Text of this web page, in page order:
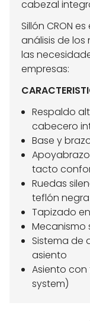
cabezal
Sillón CRON
análisis de
las
empresas:
Respaldo
cabecero
Base y
tacto
Ruedas
teflón negra
Tapizado
Sistema de
asiento
Asiento
system)